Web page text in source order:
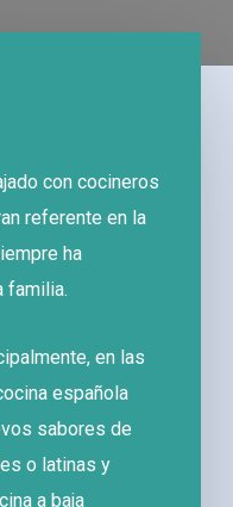
con cocineros
referente en la
ha
familia.
en las
española
sabores de
o latinas y
a baja